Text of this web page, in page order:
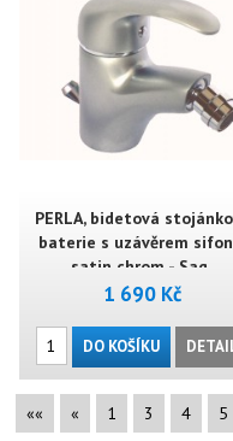
PERLA, bidetová
baterie s uzávěrem
satin chrom - Sag..
1 690 Kč
DO KOŠÍKU
«« « 1 3 4 5